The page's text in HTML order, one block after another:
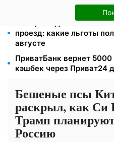
сентября: ПриватБанк
570 грн надбавки после
проезд: какие льготы
августе
ПриватБанк вернет
кэшбек через Приват24
Бешеные псы
раскрыл, как Си
Трамп
Россию